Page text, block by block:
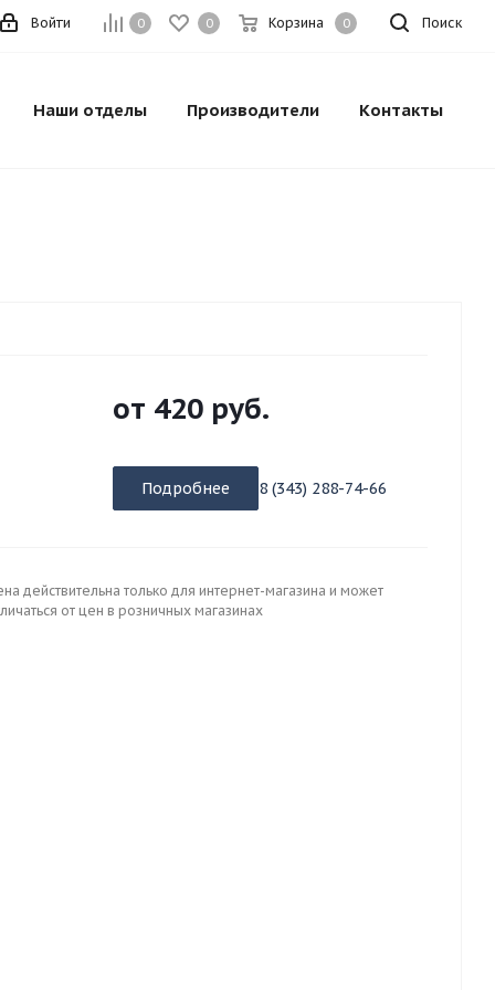
Поиск
0 0 Корзина 0
Войти
Наши отделы Производители Контакты
от 420 руб.
Подробнее 8 (343) 288-74-66
действительна только для интернет-магазина и может
от цен в розничных магазинах